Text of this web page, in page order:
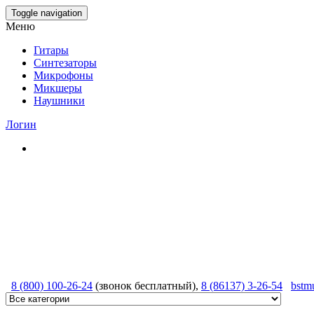
Skip
to
content
Toggle navigation
Меню
Гитары
Синтезаторы
Микрофоны
Микшеры
Наушники
Логин
8 (800) 100-26-24 (звонок бесплатный), 8 (86137) 3-26-54